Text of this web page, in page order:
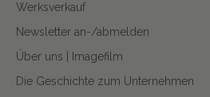
Werksverkauf
Newsletter an-/abmelden
Über uns | Imagefilm
Die Geschichte zum Unternehmen